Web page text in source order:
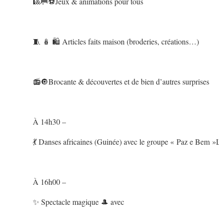
🧵 🪆 🛍️ Articles faits maison (broderies, créations…)
📻🔘Brocante & découvertes et de bien d’autres surprises
À 14h30 –
💃 Danses africaines (Guinée) avec le groupe « Paz e Bem
À 16h00 –
✨ Spectacle magique 🎩 avec